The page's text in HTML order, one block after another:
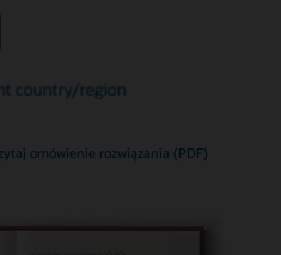
country/region
decyzji, poprawie doświadczeń
HR, takich jak
rozwój kariery i świadczenie
poufnych i zastrzeżonych
omówienie rozwiązania (PDF)